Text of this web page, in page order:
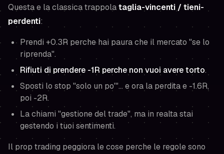
Questa e la classica trappolataglia-vincenti / tieni-
perdenti:
Prendi +0.3R perche hai paura che il mercato "se lo
riprenda".
Rifiuti di prendere -1R perche non vuoi avere torto.
Sposti lo stop "solo un po'"... e ora la perdita e -1.6R,
poi -2R.
La chiami "gestione del trade", ma in realta stai
gestendo i tuoi sentimenti.
Il prop trading peggiora le cose perche le regole sono